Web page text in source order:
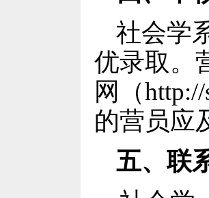
社会学
优录取。
网（
的营员应
五、联